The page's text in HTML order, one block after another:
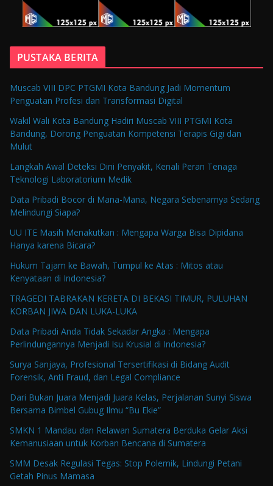
PUSTAKA BERITA
Muscab VIII DPC PTGMI Kota Bandung Jadi Momentum
Penguatan Profesi dan Transformasi Digital
Wakil Wali Kota Bandung Hadiri Muscab VIII PTGMI Kota
Bandung, Dorong Penguatan Kompetensi Terapis Gigi dan
Mulut
Langkah Awal Deteksi Dini Penyakit, Kenali Peran Tenaga
Teknologi Laboratorium Medik
Data Pribadi Bocor di Mana-Mana, Negara Sebenarnya Sedang
Melindungi Siapa?
UU ITE Masih Menakutkan : Mengapa Warga Bisa Dipidana
Hanya karena Bicara?
Hukum Tajam ke Bawah, Tumpul ke Atas : Mitos atau
Kenyataan di Indonesia?
TRAGEDI TABRAKAN KERETA DI BEKASI TIMUR, PULUHAN
KORBAN JIWA DAN LUKA-LUKA
Data Pribadi Anda Tidak Sekadar Angka : Mengapa
Perlindungannya Menjadi Isu Krusial di Indonesia?
Surya Sanjaya, Profesional Tersertifikasi di Bidang Audit
Forensik, Anti Fraud, dan Legal Compliance
Dari Bukan Juara Menjadi Juara Kelas, Perjalanan Sunyi Siswa
Bersama Bimbel Gubug Ilmu “Bu Ekie”
SMKN 1 Mandau dan Relawan Sumatera Berduka Gelar Aksi
Kemanusiaan untuk Korban Bencana di Sumatera
SMM Desak Regulasi Tegas: Stop Polemik, Lindungi Petani
Getah Pinus Mamasa